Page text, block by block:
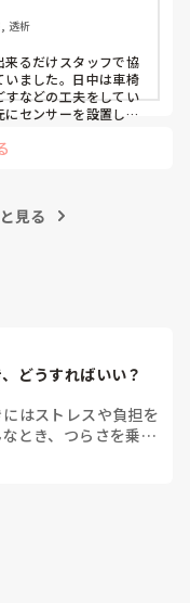
透析
るだけスタッフで協
ました。日中は車椅
などの工夫をしてい
センサーを設置した
、点滴など）があれ
見る
どうすればいい？
はストレスや負担を
とき、つらさを乗り